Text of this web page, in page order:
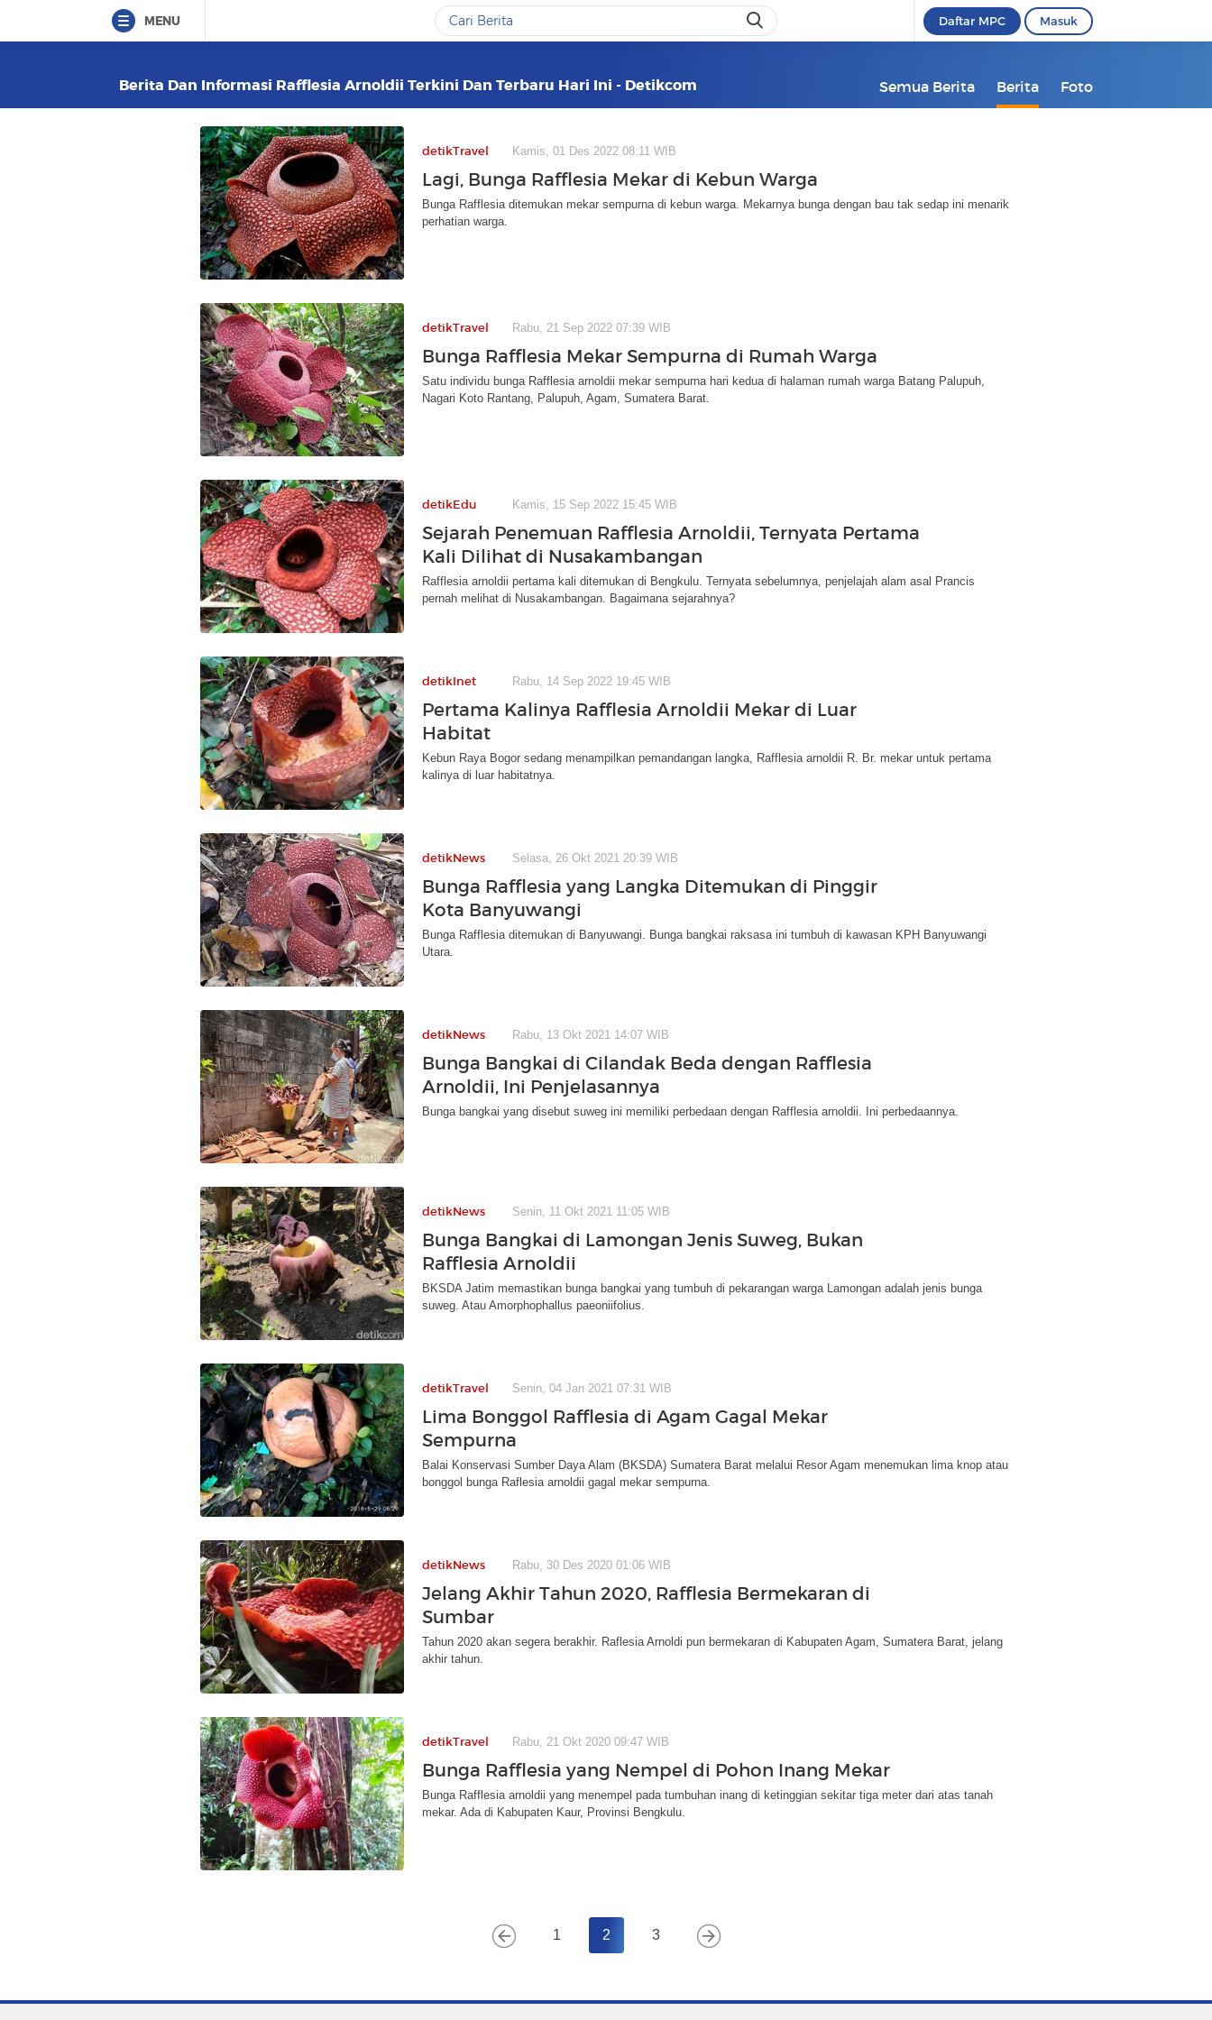
MENU Daftar MPC Masuk
Berita Dan Informasi Rafflesia Arnoldii Terkini Dan Terbaru Hari Ini - Detikcom Semua Berita Berita Foto
detikTravel Kamis, 01 Des 2022 08:11 WIB
Lagi, Bunga Rafflesia Mekar di Kebun Warga
Bunga Rafflesia ditemukan mekar sempurna di kebun warga. Mekarnya bunga dengan bau tak sedap ini menarik
perhatian warga.
detikTravel Rabu, 21 Sep 2022 07:39 WIB
Bunga Rafflesia Mekar Sempurna di Rumah Warga
Satu individu bunga Rafflesia arnoldii mekar sempurna hari kedua di halaman rumah warga Batang Palupuh,
Nagari Koto Rantang, Palupuh, Agam, Sumatera Barat.
detikEdu Kamis, 15 Sep 2022 15:45 WIB
Sejarah Penemuan Rafflesia Arnoldii, Ternyata Pertama
Kali Dilihat di Nusakambangan
Rafflesia arnoldii pertama kali ditemukan di Bengkulu. Ternyata sebelumnya, penjelajah alam asal Prancis
pernah melihat di Nusakambangan. Bagaimana sejarahnya?
detikInet Rabu, 14 Sep 2022 19:45 WIB
Pertama Kalinya Rafflesia Arnoldii Mekar di Luar
Habitat
Kebun Raya Bogor sedang menampilkan pemandangan langka, Rafflesia arnoldii R. Br. mekar untuk pertama
kalinya di luar habitatnya.
detikNews Selasa, 26 Okt 2021 20:39 WIB
Bunga Rafflesia yang Langka Ditemukan di Pinggir
Kota Banyuwangi
Bunga Rafflesia ditemukan di Banyuwangi. Bunga bangkai raksasa ini tumbuh di kawasan KPH Banyuwangi
Utara.
detikNews Rabu, 13 Okt 2021 14:07 WIB
Bunga Bangkai di Cilandak Beda dengan Rafflesia
Arnoldii, Ini Penjelasannya
Bunga bangkai yang disebut suweg ini memiliki perbedaan dengan Rafflesia arnoldii. Ini perbedaannya.
detikNews Senin, 11 Okt 2021 11:05 WIB
Bunga Bangkai di Lamongan Jenis Suweg, Bukan
Rafflesia Arnoldii
BKSDA Jatim memastikan bunga bangkai yang tumbuh di pekarangan warga Lamongan adalah jenis bunga
suweg. Atau Amorphophallus paeoniifolius.
detikTravel Senin, 04 Jan 2021 07:31 WIB
Lima Bonggol Rafflesia di Agam Gagal Mekar
Sempurna
Balai Konservasi Sumber Daya Alam (BKSDA) Sumatera Barat melalui Resor Agam menemukan lima knop atau
bonggol bunga Raflesia arnoldii gagal mekar sempurna.
detikNews Rabu, 30 Des 2020 01:06 WIB
Jelang Akhir Tahun 2020, Rafflesia Bermekaran di
Sumbar
Tahun 2020 akan segera berakhir. Raflesia Arnoldi pun bermekaran di Kabupaten Agam, Sumatera Barat, jelang
akhir tahun.
detikTravel Rabu, 21 Okt 2020 09:47 WIB
Bunga Rafflesia yang Nempel di Pohon Inang Mekar
Bunga Rafflesia arnoldii yang menempel pada tumbuhan inang di ketinggian sekitar tiga meter dari atas tanah
mekar. Ada di Kabupaten Kaur, Provinsi Bengkulu.
1 2 3